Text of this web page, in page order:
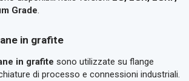
Grade.
in grafite
in grafite sono utilizzate su flange
di processo e connessioni industriali.